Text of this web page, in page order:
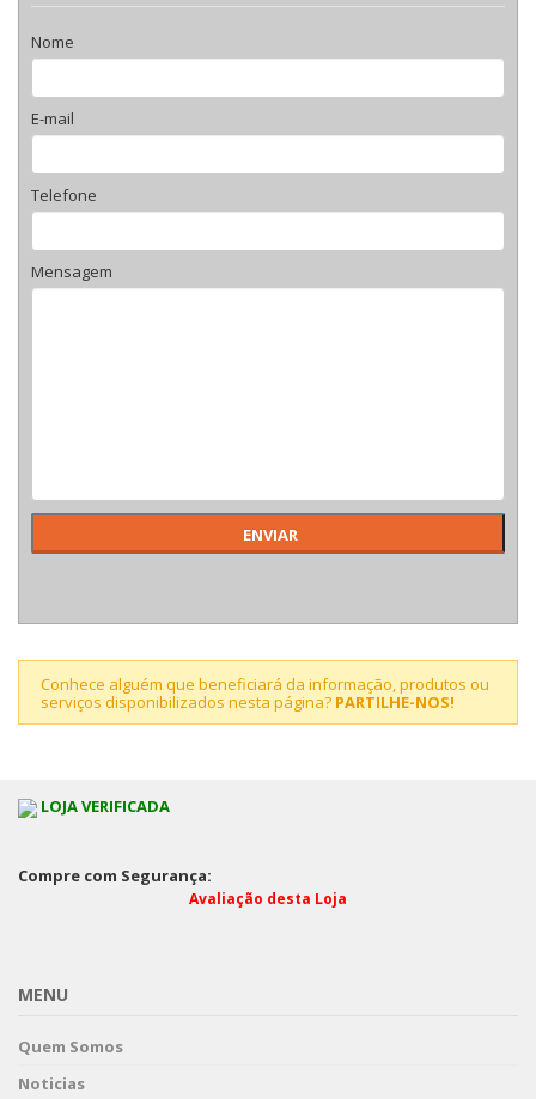
Nome
E-mail
Telefone
Mensagem
Conhece alguém que beneficiará da informação, produtos ou
serviços disponibilizados nesta página? PARTILHE-NOS!
LOJA VERIFICADA
Compre com Segurança:
Avaliação desta Loja
MENU
Quem Somos
Noticias